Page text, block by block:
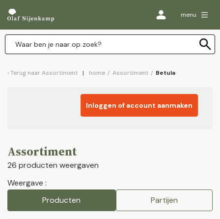
menu
Terug naar Assortiment home / Assortiment / Betula
Inloggen of account aanmaken
Assortiment
26 producten weergaven
Weergave :
Producten
Partijen